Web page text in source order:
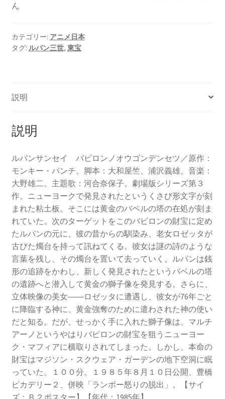
ん
カテゴリー: アニメ日本
タグ: ルパン三世, 東宝
説明
説明
ルパンサンセイ バビロンノオウゴンデンセツ／原作：
モンキー・パンチ。脚本：大和屋竺、浦沢義雄。音楽：
大野雄二。主題歌：河合奈保子。劇場版シリーズ第３
作。ニューヨークで発見されたというくさび形文字が刻
まれた粘土板。そこには黄金のバベルの塔の在処が刻ま
れていた。次のターゲットをこのバビロンの財宝に定め
たルパンの元に、彼の昔からの馴染み、老女ロゼッタが
古びた燭台を持って訊ねてくる。彼女は謎の詩のような
言葉を残し、その燭台を置いて去っていく。ルパンは銭
形の追跡をかわし、新しく発見されたというバベルの塔
の遺跡へと潜入して黄金の獅子像を発見する。さらに、
立体映像の美女――ロゼッタに遭遇し、彼女が76年ごと
に降臨する神に、黄金強奪のために遣わされた神の使い
だと知る。だが、せっかく手に入れた獅子像は、マルチ
アーノというやはりバビロンの財宝を狙うニューヨー
ク・マフィアに横取りされてしまった。しかし、本命の
財宝はマジソン・スクウェア・ガーデンの地下空洞に眠
っていた。１００分。１９８５年８月１０日公開、豊橋
ピカデリー２、併映「ランボー怒りの脱出」。【サイ